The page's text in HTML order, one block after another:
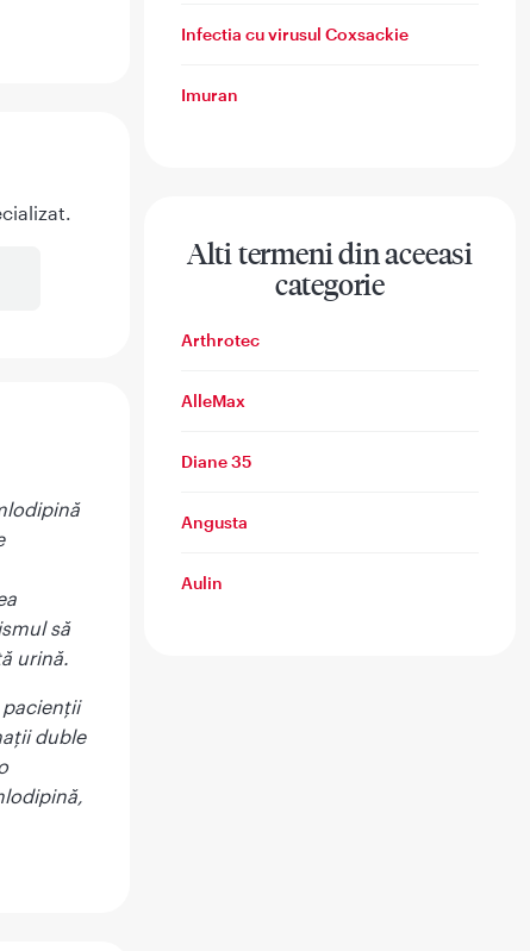
să
urină.
duble
Infectia cu virusul Coxsackie
Imuran
Alti termeni din aceeasi
categorie
Arthrotec
AlleMax
Diane 35
Angusta
Aulin